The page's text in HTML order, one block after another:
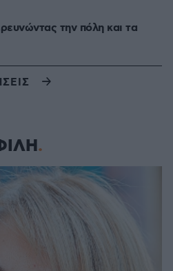
την πόλη και τα